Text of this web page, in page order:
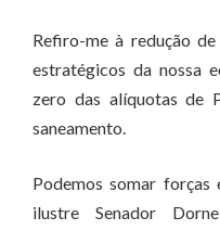
Refiro-me à redução
estratégicos da nossa
zero das alíquotas de
saneamento.
Podemos somar
ilustre Senador